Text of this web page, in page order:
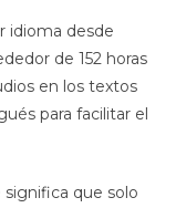
idioma desde
de 152 horas
en los textos
para facilitar el
significa que solo